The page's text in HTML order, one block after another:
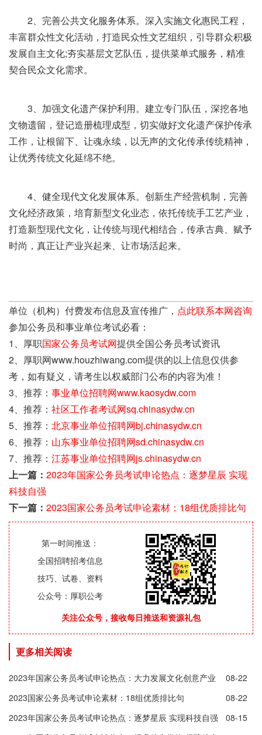
2、完善公共文化服务体系。深入实施文化惠民工程，
丰富群众性文化活动，打造民众性文艺组织，引导群众积极
发展自主文化;夯实基层文艺队伍，提供菜单式服务，精准
契合民众文化需求。
3、加强文化遗产保护利用。建立专门队伍，深挖各地
文物遗留，登记造册梳理成型，切实做好文化遗产保护传承
工作，让根留下、让魂永续，以无声的文化传承传统精神，
让优秀传统文化延绵不绝。
4、健全现代文化发展体系。创新生产经营机制，完善
文化经济政策，培育新型文化业态，依托传统手工艺产业，
打造新型现代文化，让传统与现代相结合，传承古典、赋予
时尚，真正让产业兴起来、让市场活起来。
单位（机构）付费发布信息及宣传推广， 点此联系本网咨询
参加公务员和事业单位考试必看：
1、厚职国家公务员考试网提供全国公务员考试资讯
2、厚职网www.houzhiwang.com提供的以上信息仅供参
考，如有疑义，请考生以权威部门公布的内容为准！
3、推荐： 事业单位招聘网www.kaosydw.com
4、推荐： 社区工作者考试网sq.chinasydw.cn
5、推荐： 北京事业单位招聘网bj.chinasydw.cn
6、推荐： 山东事业单位招聘网sd.chinasydw.cn
7、推荐： 江苏事业单位招聘网js.chinasydw.cn
上一篇： 2023年国家公务员考试申论热点：逐梦星辰 实现
科技自强
下一篇： 2023国家公务员考试申论素材：18组优质排比句
第一时间推送：
全国招聘招考信息
技巧、试卷、资料
公众号：厚职公考
关注公众号，接收每日推送和资源礼包
更多相关阅读
2023年国家公务员考试申论热点：大力发展文化创意产业
08-22
2023国家公务员考试申论素材：18组优质排比句
08-22
2023年国家公务员考试申论热点：逐梦星辰 实现科技自强
08-15